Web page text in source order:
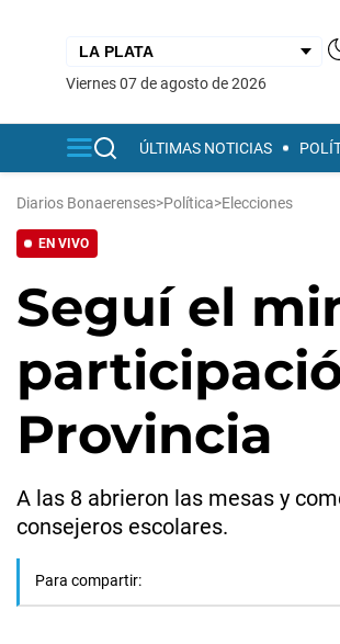
viernes 07 de agosto de 2026
ÚLTIMAS NOTICIAS
Diarios Bonaerenses>Política>Elecciones
EN VIVO
Seguí el
Provincia
A las 8 abrieron las mesas y
consejeros escolares.
Para compartir: